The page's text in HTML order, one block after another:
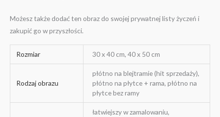
Możesz także dodać ten obraz do swojej prywatnej listy życzeń i
zakupić go w przyszłości.
Rozmiar 30 x 40 cm, 40 x 50 cm
Rodzaj obrazu
płótno na blejtramie (hit sprzedaży),
płótno na płytce + rama, płótno na
płytce bez ramy
łatwiejszy w zamalowaniu,